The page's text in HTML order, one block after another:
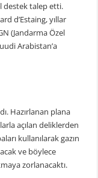
destek talep etti.
d’Estaing, yıllar
(Jandarma Özel
Arabistan’a
Hazırlanan plana
açılan deliklerden
kullanılarak gazın
ve böylece
zorlanacaktı.